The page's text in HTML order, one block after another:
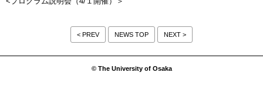
< PREV NEWS TOP NEXT >
© The University of Osaka